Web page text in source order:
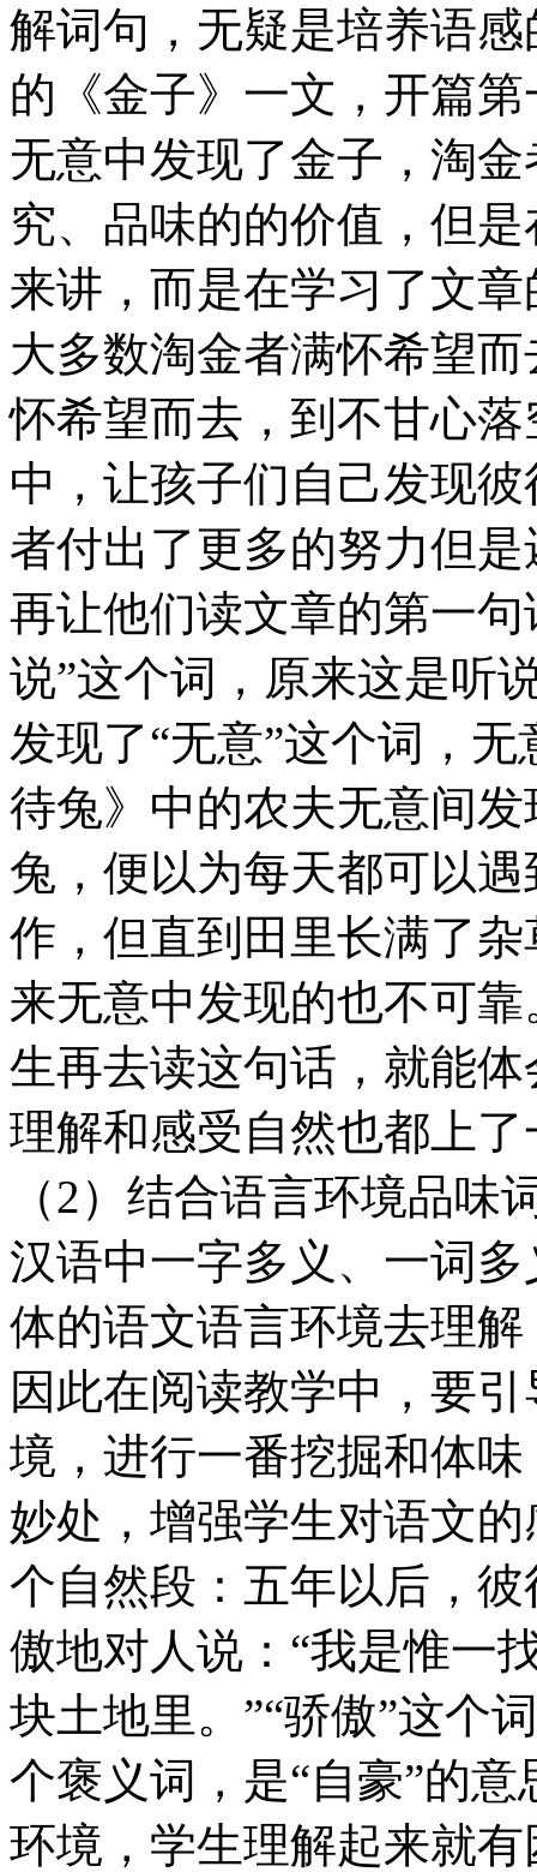
解词句，无疑是培养语
的《金子》一文，开篇
无意中发现了金子，淘
究、品味的的价值，但
来讲，而是在学习了文
大多数淘金者满怀希望
怀希望而去，到不甘心
中，让孩子们自己发现
者付出了更多的努力但
再让他们读文章的第一
说”这个词，原来这是听
发现了“无意”这个词，
待兔》中的农夫无意间
兔，便以为每天都可以
作，但直到田里长满了
来无意中发现的也不可
生再去读这句话，就能
理解和感受自然也都上
（2）结合语言环境品味
汉语中一字多义、一词
体的语文语言环境去理
因此在阅读教学中，要
境，进行一番挖掘和体
妙处，增强学生对语文
个自然段：五年以后，
傲地对人说：“我是惟一
块土地里。”“骄傲”这个
个褒义词，是“自豪”的
环境，学生理解起来就